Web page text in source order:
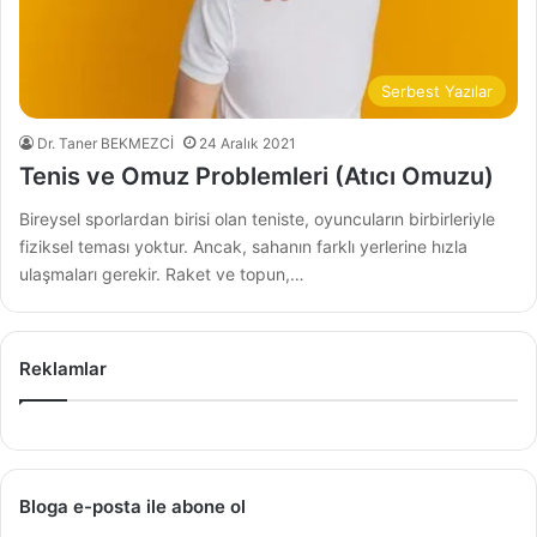
Serbest Yazılar
Dr. Taner BEKMEZCİ 24 Aralık 2021
Tenis ve Omuz Problemleri (Atıcı Omuzu)
Bireysel sporlardan birisi olan teniste, oyuncuların birbirleriyle
fiziksel teması yoktur. Ancak, sahanın farklı yerlerine hızla
ulaşmaları gerekir. Raket ve topun,…
Reklamlar
Bloga e-posta ile abone ol